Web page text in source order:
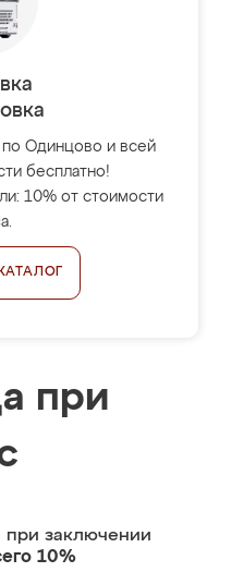
Одинцово и всей
бесплатно!
10% от стоимости
при
при заключении
10%